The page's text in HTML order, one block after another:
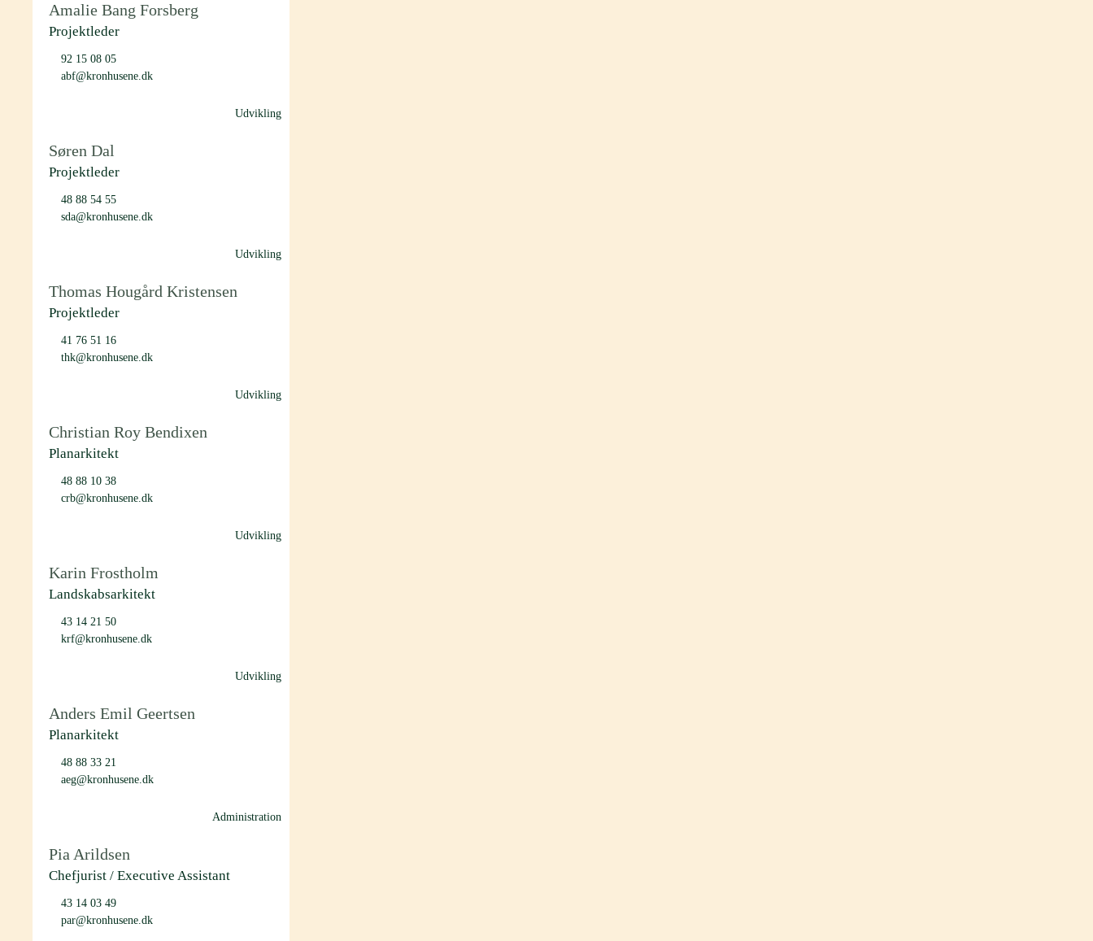
Amalie Bang Forsberg
Projektleder
92 15 08 05
abf@kronhusene.dk
Udvikling
Søren Dal
Projektleder
48 88 54 55
sda@kronhusene.dk
Udvikling
Thomas Hougård Kristensen
Projektleder
41 76 51 16
thk@kronhusene.dk
Udvikling
Christian Roy Bendixen
Planarkitekt
48 88 10 38
crb@kronhusene.dk
Udvikling
Karin Frostholm
Landskabsarkitekt
43 14 21 50
krf@kronhusene.dk
Udvikling
Anders Emil Geertsen
Planarkitekt
48 88 33 21
aeg@kronhusene.dk
Administration
Pia Arildsen
Chefjurist / Executive Assistant
43 14 03 49
par@kronhusene.dk